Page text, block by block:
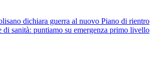
dichiara guerra al nuovo Piano di rientro
sanità: puntiamo su emergenza primo livello